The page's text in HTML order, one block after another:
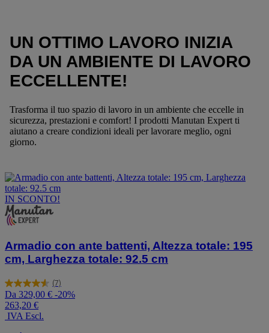
UN OTTIMO LAVORO INIZIA
DA UN AMBIENTE DI LAVORO
ECCELLENTE!
Trasforma il tuo spazio di lavoro in un ambiente che eccelle in
sicurezza, prestazioni e comfort! I prodotti Manutan Expert ti
aiutano a creare condizioni ideali per lavorare meglio, ogni
giorno.
IN SCONTO!
Armadio con ante battenti, Altezza totale: 195
cm, Larghezza totale: 92.5 cm
(7)
4.6
su
5
stelle.
Da 329,00 € -20%
263,20 €
IVA Escl.